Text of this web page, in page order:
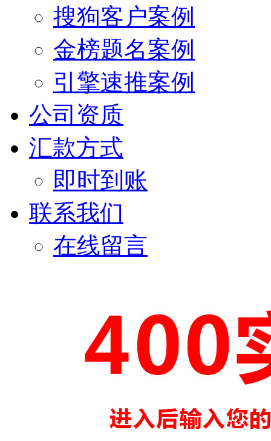
搜狗客户案例
金榜题名案例
引擎速推案例
公司资质
汇款方式
即时到账
联系我们
在线留言